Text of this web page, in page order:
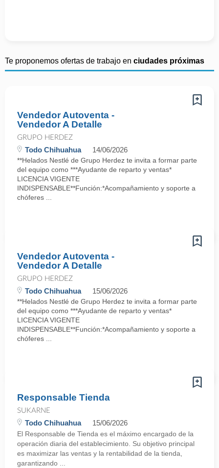
Te proponemos ofertas de trabajo en ciudades próximas
Vendedor Autoventa -
Vendedor A Detalle
GRUPO HERDEZ
Todo Chihuahua 14/06/2026
**Helados Nestlé de Grupo Herdez te invita a formar parte
del equipo como ***Ayudante de reparto y ventas*
LICENCIA VIGENTE
INDISPENSABLE**Función:*Acompañamiento y soporte a
chóferes ...
Vendedor Autoventa -
Vendedor A Detalle
GRUPO HERDEZ
Todo Chihuahua 15/06/2026
**Helados Nestlé de Grupo Herdez te invita a formar parte
del equipo como ***Ayudante de reparto y ventas*
LICENCIA VIGENTE
INDISPENSABLE**Función:*Acompañamiento y soporte a
chóferes ...
Responsable Tienda
SUKARNE
Todo Chihuahua 15/06/2026
El Responsable de Tienda es el máximo encargado de la
operación diaria del establecimiento. Su objetivo principal
es maximizar las ventas y la rentabilidad de la tienda,
garantizando ...